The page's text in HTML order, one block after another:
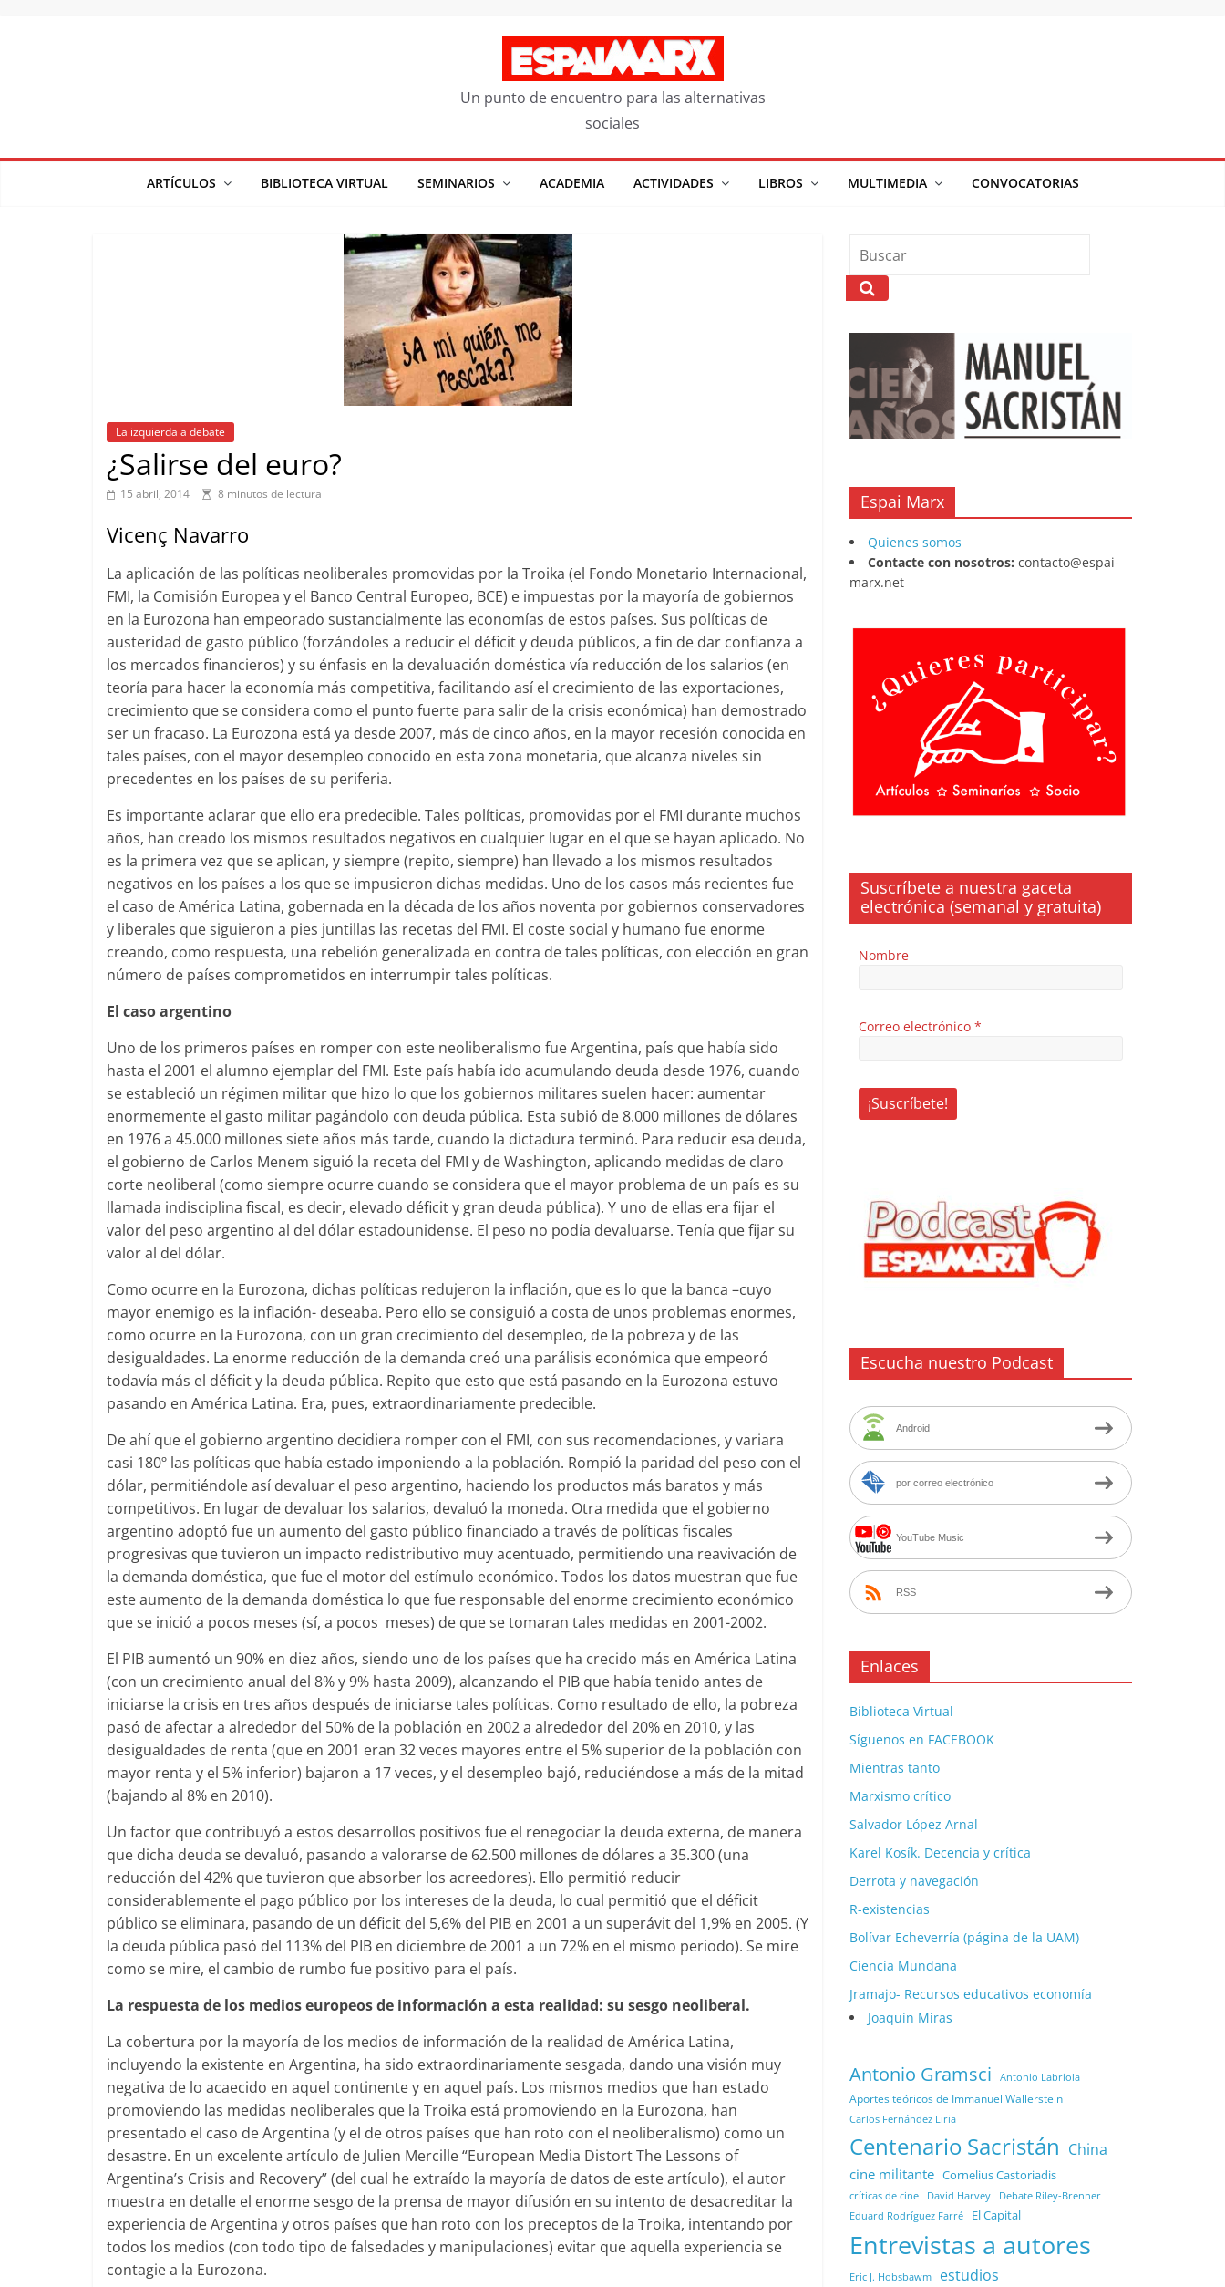
Un punto de encuentro para las alternativas
sociales
ARTÍCULOS BIBLIOTECA VIRTUAL SEMINARIOS ACADEMIA ACTIVIDADES LIBROS MULTIMEDIA CONVOCATORIAS
La izquierda a debate
¿Salirse del euro?
15 abril, 2014 8 minutos de lectura
Vicenç Navarro
La aplicación de las políticas neoliberales promovidas por la Troika (el Fondo Monetario Internacional,
FMI, la Comisión Europea y el Banco Central Europeo, BCE) e impuestas por la mayoría de gobiernos
en la Eurozona han empeorado sustancialmente las economías de estos países. Sus políticas de
austeridad de gasto público (forzándoles a reducir el déficit y deuda públicos, a fin de dar confianza a
los mercados financieros) y su énfasis en la devaluación doméstica vía reducción de los salarios (en
teoría para hacer la economía más competitiva, facilitando así el crecimiento de las exportaciones,
crecimiento que se considera como el punto fuerte para salir de la crisis económica) han demostrado
ser un fracaso. La Eurozona está ya desde 2007, más de cinco años, en la mayor recesión conocida en
tales países, con el mayor desempleo conocido en esta zona monetaria, que alcanza niveles sin
precedentes en los países de su periferia.
Es importante aclarar que ello era predecible. Tales políticas, promovidas por el FMI durante muchos
años, han creado los mismos resultados negativos en cualquier lugar en el que se hayan aplicado. No
es la primera vez que se aplican, y siempre (repito, siempre) han llevado a los mismos resultados
negativos en los países a los que se impusieron dichas medidas. Uno de los casos más recientes fue
el caso de América Latina, gobernada en la década de los años noventa por gobiernos conservadores
y liberales que siguieron a pies juntillas las recetas del FMI. El coste social y humano fue enorme
creando, como respuesta, una rebelión generalizada en contra de tales políticas, con elección en gran
número de países comprometidos en interrumpir tales políticas.
El caso argentino
Uno de los primeros países en romper con este neoliberalismo fue Argentina, país que había sido
hasta el 2001 el alumno ejemplar del FMI. Este país había ido acumulando deuda desde 1976, cuando
se estableció un régimen militar que hizo lo que los gobiernos militares suelen hacer: aumentar
enormemente el gasto militar pagándolo con deuda pública. Esta subió de 8.000 millones de dólares
en 1976 a 45.000 millones siete años más tarde, cuando la dictadura terminó. Para reducir esa deuda,
el gobierno de Carlos Menem siguió la receta del FMI y de Washington, aplicando medidas de claro
corte neoliberal (como siempre ocurre cuando se considera que el mayor problema de un país es su
llamada indisciplina fiscal, es decir, elevado déficit y gran deuda pública). Y uno de ellas era fijar el
valor del peso argentino al del dólar estadounidense. El peso no podía devaluarse. Tenía que fijar su
valor al del dólar.
Como ocurre en la Eurozona, dichas políticas redujeron la inflación, que es lo que la banca –cuyo
mayor enemigo es la inflación- deseaba. Pero ello se consiguió a costa de unos problemas enormes,
como ocurre en la Eurozona, con un gran crecimiento del desempleo, de la pobreza y de las
desigualdades. La enorme reducción de la demanda creó una parálisis económica que empeoró
todavía más el déficit y la deuda pública. Repito que esto que está pasando en la Eurozona estuvo
pasando en América Latina. Era, pues, extraordinariamente predecible.
De ahí que el gobierno argentino decidiera romper con el FMI, con sus recomendaciones, y variara
casi 180º las políticas que había estado imponiendo a la población. Rompió la paridad del peso con el
dólar, permitiéndole así devaluar el peso argentino, haciendo los productos más baratos y más
competitivos. En lugar de devaluar los salarios, devaluó la moneda. Otra medida que el gobierno
argentino adoptó fue un aumento del gasto público financiado a través de políticas fiscales
progresivas que tuvieron un impacto redistributivo muy acentuado, permitiendo una reavivación de
la demanda doméstica, que fue el motor del estímulo económico. Todos los datos muestran que fue
este aumento de la demanda doméstica lo que fue responsable del enorme crecimiento económico
que se inició a pocos meses (sí, a pocos meses) de que se tomaran tales medidas en 2001-2002.
El PIB aumentó un 90% en diez años, siendo uno de los países que ha crecido más en América Latina
(con un crecimiento anual del 8% y 9% hasta 2009), alcanzando el PIB que había tenido antes de
iniciarse la crisis en tres años después de iniciarse tales políticas. Como resultado de ello, la pobreza
pasó de afectar a alrededor del 50% de la población en 2002 a alrededor del 20% en 2010, y las
desigualdades de renta (que en 2001 eran 32 veces mayores entre el 5% superior de la población con
mayor renta y el 5% inferior) bajaron a 17 veces, y el desempleo bajó, reduciéndose a más de la mitad
(bajando al 8% en 2010).
Un factor que contribuyó a estos desarrollos positivos fue el renegociar la deuda externa, de manera
que dicha deuda se devaluó, pasando a valorarse de 62.500 millones de dólares a 35.300 (una
reducción del 42% que tuvieron que absorber los acreedores). Ello permitió reducir
considerablemente el pago público por los intereses de la deuda, lo cual permitió que el déficit
público se eliminara, pasando de un déficit del 5,6% del PIB en 2001 a un superávit del 1,9% en 2005. (Y
la deuda pública pasó del 113% del PIB en diciembre de 2001 a un 72% en el mismo periodo). Se mire
como se mire, el cambio de rumbo fue positivo para el país.
La respuesta de los medios europeos de información a esta realidad: su sesgo neoliberal.
La cobertura por la mayoría de los medios de información de la realidad de América Latina,
incluyendo la existente en Argentina, ha sido extraordinariamente sesgada, dando una visión muy
negativa de lo acaecido en aquel continente y en aquel país. Los mismos medios que han estado
promoviendo las medidas neoliberales que la Troika está promoviendo en la Eurozona, han
presentado el caso de Argentina (y el de otros países que han roto con el neoliberalismo) como un
desastre. En un excelente artículo de Julien Mercille “European Media Distort The Lessons of
Argentina’s Crisis and Recovery” (del cual he extraído la mayoría de datos de este artículo), el autor
muestra en detalle el enorme sesgo de la prensa de mayor difusión en su intento de desacreditar la
experiencia de Argentina y otros países que han roto con los preceptos de la Troika, intentando por
todos los medios (con todo tipo de falsedades y manipulaciones) evitar que aquella experiencia se
contagie a la Eurozona.
Espai Marx
Quienes somos
Contacte con nosotros: contacto@espai-
marx.net
Suscríbete a nuestra gaceta
electrónica (semanal y gratuita)
Nombre
Correo electrónico *
Escucha nuestro Podcast
Android
por correo electrónico
YouTube Music
RSS
Enlaces
Biblioteca Virtual
Síguenos en FACEBOOK
Mientras tanto
Marxismo crítico
Salvador López Arnal
Karel Kosík. Decencia y crítica
Derrota y navegación
R-existencias
Bolívar Echeverría (página de la UAM)
Ciencía Mundana
Jramajo- Recursos educativos economía
Joaquín Miras
Antonio Gramsci Antonio Labriola
Aportes teóricos de Immanuel Wallerstein
Carlos Fernández Liria
Centenario Sacristán China
cine militante Cornelius Castoriadis
críticas de cine David Harvey Debate Riley-Brenner
Eduard Rodríguez Farré El Capital
Entrevistas a autores
Eric J. Hobsbawm estudios